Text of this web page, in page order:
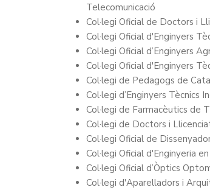
Telecomunicació
Col·legi Oficial de Doctors i
Col·legi Oficial d'Enginyers
Col·legi Oficial d’Enginyers
Col·legi Oficial d'Enginyers
Col·legi de Pedagogs de
Col·legi d’Enginyers Tècnics
Col·legi de Farmacèutics de
Col·legi de Doctors i
Col·legi Oficial de
Col·legi Oficial d'Enginyeria
Col·legi Oficial d’Òptics
Col·legi d'Aparelladors i